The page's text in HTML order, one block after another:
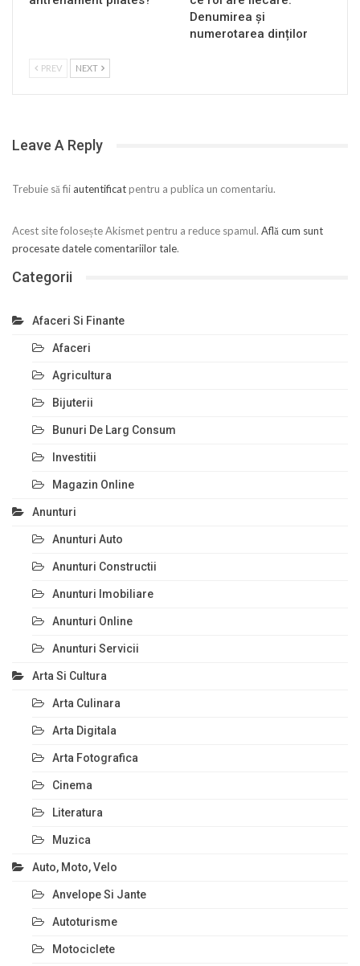
Denumirea și
numerotarea dinților
PREV NEXT
Leave A Reply
Trebuie să fii autentificatpentru a publica un comentariu.
Acest site folosește Akismet pentru a reduce spamul. Află cum sunt
procesate datele comentariilor tale.
Categorii
Afaceri Si Finante
Afaceri
Agricultura
Bijuterii
Bunuri De Larg Consum
Investitii
Magazin Online
Anunturi
Anunturi Auto
Anunturi Constructii
Anunturi Imobiliare
Anunturi Online
Anunturi Servicii
Arta Si Cultura
Arta Culinara
Arta Digitala
Arta Fotografica
Cinema
Literatura
Muzica
Auto, Moto, Velo
Anvelope Si Jante
Autoturisme
Motociclete